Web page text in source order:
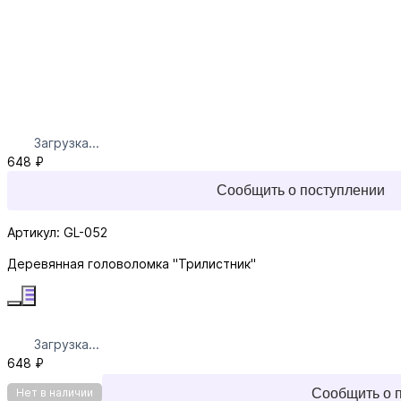
Загрузка...
648 ₽
Сообщить о поступлении
Артикул: GL-052
Деревянная головоломка "Трилистник"
Загрузка...
648 ₽
Нет в наличии Сообщить о